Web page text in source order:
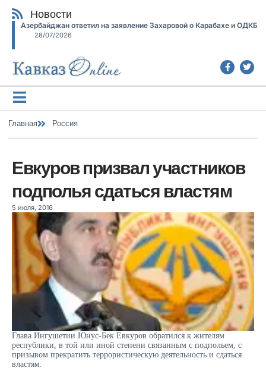
Новости
Азербайджан ответил на заявление Захаровой о Карабахе и ОДКБ
28/07/2026
Главная Россия
Евкуров призвал участников
подполья сдаться властям
5 июля, 2016
Глава Ингушетии Юнус-Бек Евкуров обратился к жителям
республики, в той или иной степени связанным с подпольем, с
призывом прекратить террористическую деятельность и сдаться
властям.